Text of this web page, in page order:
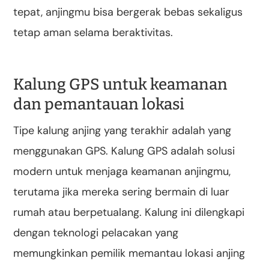
tepat, anjingmu bisa bergerak bebas sekaligus
tetap aman selama beraktivitas.
Kalung GPS untuk keamanan
dan pemantauan lokasi
Tipe kalung anjing yang terakhir adalah yang
menggunakan GPS. Kalung GPS adalah solusi
modern untuk menjaga keamanan anjingmu,
terutama jika mereka sering bermain di luar
rumah atau berpetualang. Kalung ini dilengkapi
dengan teknologi pelacakan yang
memungkinkan pemilik memantau lokasi anjing